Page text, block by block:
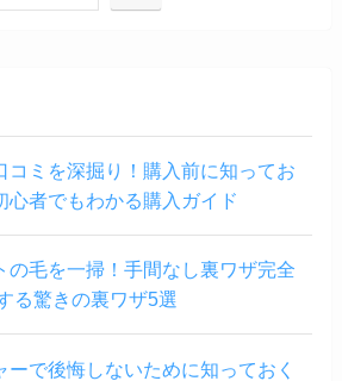
コミを深掘り！購入前に知ってお
心者でもわかる購入ガイド
の毛を一掃！手間なし裏ワザ完全
る驚きの裏ワザ5選
ーで後悔しないために知っておく